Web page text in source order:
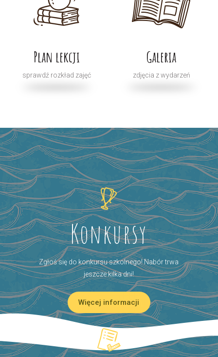
Plan lekcji
sprawdź rozkład zajęć
Galeria
zdjęcia z wydarzeń
Konkursy
Zgłoś się do konkursu szkolnego! Nabór trwa
jeszcze kilka dni!
Więcej informacji